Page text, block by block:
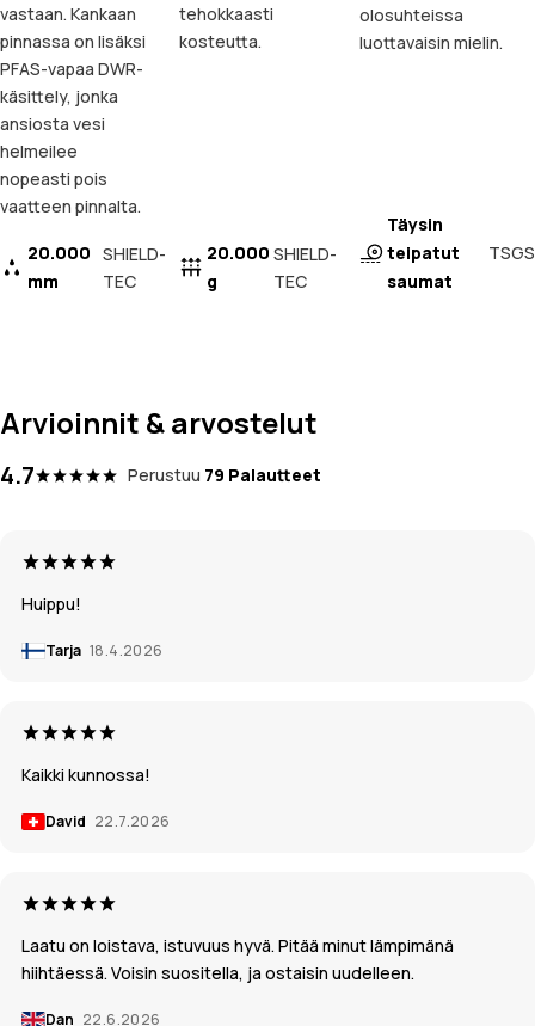
vastaan. Kankaan
pinnassa on lisäksi
PFAS-vapaa DWR-
käsittely, jonka
ansiosta vesi
helmeilee
nopeasti pois
vaatteen pinnalta.
20.000
mm
SHIELD-
TEC
tehokkaasti
kosteutta.
20.000
g
SHIELD-
TEC
olosuhteissa
luottavaisin mielin.
Täysin
teipatut
saumat
TSGS
Arvioinnit & arvostelut
4.7 Perustuu 79 Palautteet
Huippu!
Tarja 18.4.2026
Kaikki kunnossa!
David 22.7.2026
Laatu on loistava, istuvuus hyvä. Pitää minut lämpimänä
hiihtäessä. Voisin suositella, ja ostaisin uudelleen.
Dan 22.6.2026